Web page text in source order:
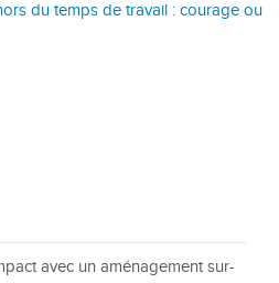
du temps de travail : courage ou
avec un aménagement sur-